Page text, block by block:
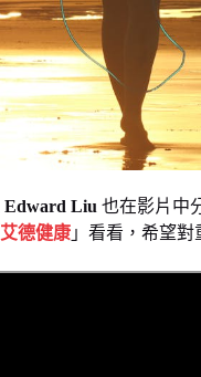
Edward Liu 也在影片中
艾德健康 」看看，希望